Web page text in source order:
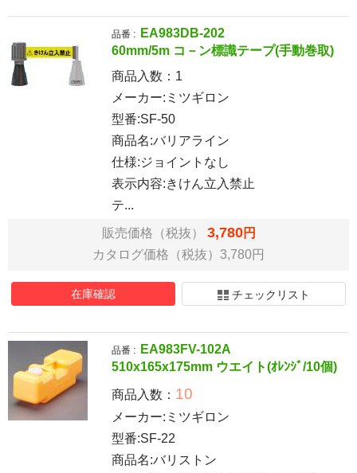
品番 :
EA983DB-202
60mm/5m コ－ン標識テープ(手動巻取)
商品入数： 1
メーカー:ミツギロン
型番:SF-50
商品名:バリアライン
仕様:ジョイントなし
表示内容:きけん立入禁止
テ...
販売価格（税抜） 3,780円
カタログ価格（税抜）3,780円
在庫確認 チェックリスト
品番 :
EA983FV-102A
510x165x175mm ウエイト(ｵﾚﾝｼﾞ/10個)
商品入数： 10
メーカー:ミツギロン
型番:SF-22
商品名:バリストン